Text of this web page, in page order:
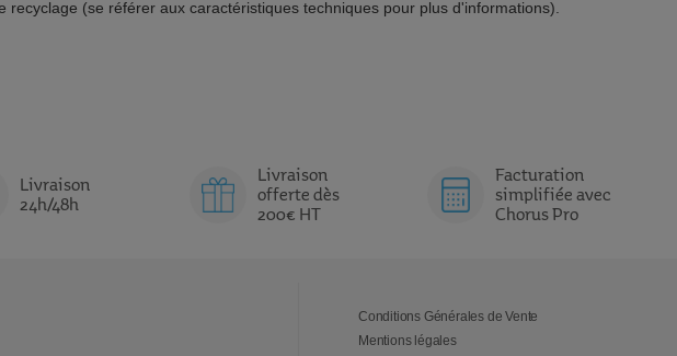
(se référer aux caractéristiques techniques pour plus d'informations).
Livraison
24h/48h
Livraison
offerte dès
200€ HT
Facturation
simplifiée avec
Chorus Pro
Conditions Générales de Vente
Mentions légales